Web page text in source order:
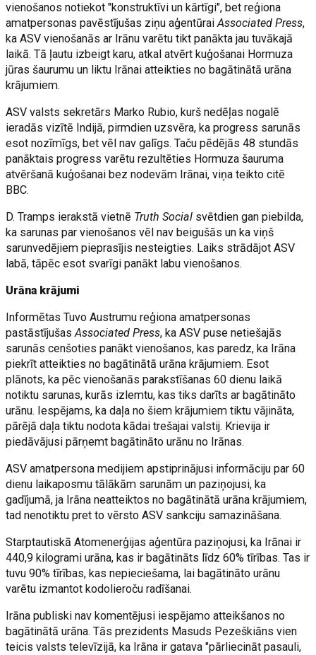
vienošanos notiekot "konstruktīvi un kārtīgi", bet reģiona
amatpersonas pavēstījušas ziņu aģentūraiAssociated Press,
ka ASV vienošanās ar Irānu varētu tikt panākta jau tuvākajā
laikā. Tā ļautu izbeigt karu, atkal atvērt kuģošanai Hormuza
jūras šaurumu un liktu Irānai atteikties no bagātinātā urāna
krājumiem.
ASV valsts sekretārs Marko Rubio, kurš nedēļas nogalē
ieradās vizītē Indijā, pirmdien uzsvēra, ka progress sarunās
esot nozīmīgs, bet vēl nav galīgs. Taču pēdējās 48 stundās
panāktais progress varētu rezultēties Hormuza šauruma
atvēršanā kuģošanai bez nodevām Irānai, viņa teikto citē
BBC.
D. Tramps ierakstā vietnē Truth Social svētdien gan piebilda,
ka sarunas par vienošanos vēl nav beigušās un ka viņš
sarunvedējiem pieprasījis nesteigties. Laiks strādājot ASV
labā, tāpēc esot svarīgi panākt labu vienošanos.
Urāna krājumi
Informētas Tuvo Austrumu reģiona amatpersonas
pastāstījušasAssociated Press, ka ASV puse netiešajās
sarunās cenšoties panākt vienošanos, kas paredz, ka Irāna
piekrīt atteikties no bagātinātā urāna krājumiem. Esot
plānots, ka pēc vienošanās parakstīšanas 60 dienu laikā
notiktu sarunas, kurās izlemtu, kas tiks darīts ar bagātināto
urānu. Iespējams, ka daļa no šiem krājumiem tiktu vājināta,
pārējā daļa tiktu nodota kādai trešajai valstij. Krievija ir
piedāvājusi pārņemt bagātināto urānu no Irānas.
ASV amatpersona medijiem apstiprinājusi informāciju par 60
dienu laikaposmu tālākām sarunām un paziņojusi, ka
gadījumā, ja Irāna neatteiktos no bagātinātā urāna krājumiem,
tad nenotiktu pret to vērsto ASV sankciju samazināšana.
Starptautiskā Atomenerģijas aģentūra paziņojusi, ka Irānai ir
440,9 kilogrami urāna, kas ir bagātināts līdz 60% tīrības. Tas ir
tuvu 90% tīrības, kas nepieciešama, lai bagātināto urānu
varētu izmantot kodolieroču radīšanai.
Irāna publiski nav komentējusi iespējamo atteikšanos no
bagātinātā urāna. Tās prezidents Masuds Pezeškiāns vien
teicis valsts televīzijā, ka Irāna ir gatava "pārliecināt pasauli,